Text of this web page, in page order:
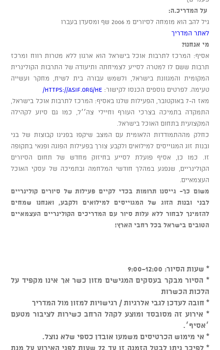
על המדריכ.ה:
גיל להב הוא מומחה לסיורים מ 2006 שף ומסעדן בעברו
לאתר המדריך
מי אנחנו?
אסיף: המרכז לתרבות אוכל בישראל הוא ארגון ללא מטרות רווח ומרכז
תרבות ששם לו למטרה לסייע לצמיחתה ותיעודה של התרבות הקולינרית
המקומית והמגוונת בישראל, ולשמש עבורה בית לשיח, מחקר ועשייה
טעימה. לפרטים נוספים הכנסו לקישור:https://asif.org/he/
מאז ה-7 באוקטובר, הפעילות שלנו באסיף: המרכז לתרבות אוכל בישראל,
התמקדה בתמיכה בצרכי העורף וחיילי צה׳׳ל, כמו גם סיוע לקהילה
המקצועית בתחום האוכל בישראל.
כחלק מההתמודדות הלאומית עם המצב שיקפו בפנינו קבוצות של בני
ובנות זוג המגוייסים למילואים ולקבע צורך בפעילות הפוגה ופנאי בתקופה
זו. כמו כן, אסיף פועלת לסייע בחיזוק מחדש של תחום הסיורים
הקולינריים, שנפגע במהלך חודשי המלחמה ובתמיכה של עסקי האוכל
העצמאיים.
משום כך- גייסנו תרומות בכדי לקיים פעילות של סיורים קולינריים
לבני ובנות הזוג של המגוייסים למילואים ולקבע, ואנחנו שמחים
להזמינך לבחור ללא עלות סיור עם המדריכים הקולינריים העצמאיים
הטובים בישראל בכל רחבי הארץ!
* שעות הסיור: 9:00-12:00
* הסיור מבקר בעסקים המגישים מזון כשר אך אינו מקפיד על
הלכות הכשרות
* חובה לעדכן לגבי אלרגיות / רגישויות למזון מול המדריך
* אירוע זה מסובסד ומוצע לקהל הרחב כשירות לציבור מטעם
׳אסיף׳.
* אי מימוש הכרטיסים משמעו אובדן כספי שלא נוצל.
* לפיכך ניתן לבטל הזמנה זו עד 72 שעות לפני האירוע על מנת